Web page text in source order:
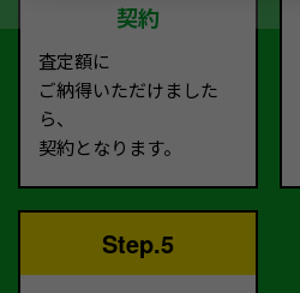
契約
査定額に
ご納得いただけました
ら、
契約となります。
Step.5